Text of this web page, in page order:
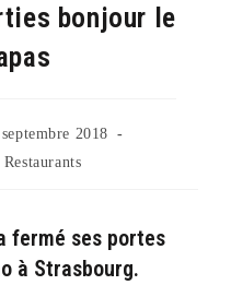
bonjour le
2018
Restaurants
fermé ses portes
à Strasbourg.